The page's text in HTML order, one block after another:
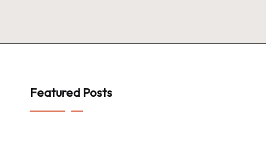
Featured Posts